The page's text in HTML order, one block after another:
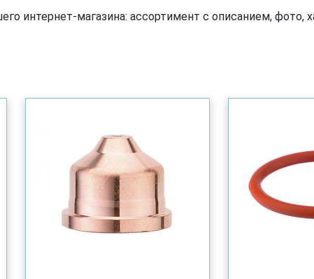
интернет-магазина: ассортимент с описанием, фото,